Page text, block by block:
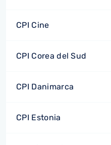
CPI Cine
CPI Corea del Sud
CPI Danimarca
CPI Estonia